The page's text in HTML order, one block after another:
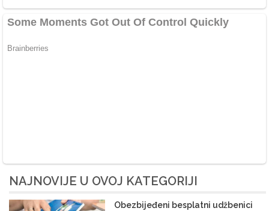
NAJNOVIJE U OVOJ KATEGORIJI
Obezbijeđeni besplatni udžbenici